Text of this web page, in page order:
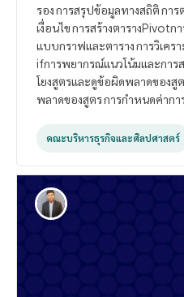
รอง การสรุปข้อมูลทางสถิติ กา
เงื่อนไข การสร้างตารางPivotก
แบบกราฟและตาราง การวิเค
ifการพยากรณ์แนวโน้มและการ
โยงสูตรและดูข้อผิดพลาดของ
พลาดของสูตร การกำหนดค่าก
ใช้ขั้นสูง
คณะบริหารธุรกิจและศิลปศาสตร์